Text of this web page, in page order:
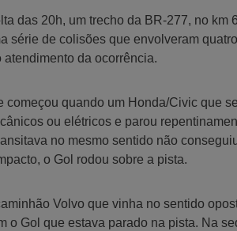
das 20h, um trecho da BR-277, no km
série de colisões que envolveram
da ocorrência.
começou quando um Honda/Civic que
ou elétricos e parou
no mesmo sentido não
o Gol rodou sobre a pista.
Volvo que vinha no sentido
o Gol que estava parado na pista. Na